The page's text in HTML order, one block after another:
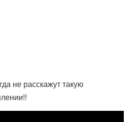
не расскажут такую